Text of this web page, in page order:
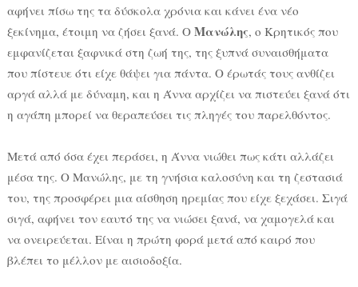
αφήνει πίσω της τα δύσκολα χρόνια και κάνει ένα νέο
ξεκίνημα, έτοιμη να ζήσει ξανά. Ο Μανώλης, ο Κρητικός που
εμφανίζεται ξαφνικά στη ζωή της, της ξυπνά συναισθήματα
που πίστευε ότι είχε θάψει για πάντα. Ο έρωτάς τους ανθίζει
αργά αλλά με δύναμη, και η Άννα αρχίζει να πιστεύει ξανά ότι
η αγάπη μπορεί να θεραπεύσει τις πληγές του παρελθόντος.
Μετά από όσα έχει περάσει, η Άννα νιώθει πως κάτι αλλάζει
μέσα της. Ο Μανώλης, με τη γνήσια καλοσύνη και τη ζεστασιά
του, της προσφέρει μια αίσθηση ηρεμίας που είχε ξεχάσει. Σιγά
σιγά, αφήνει τον εαυτό της να νιώσει ξανά, να χαμογελά και
να ονειρεύεται. Είναι η πρώτη φορά μετά από καιρό που
βλέπει το μέλλον με αισιοδοξία.